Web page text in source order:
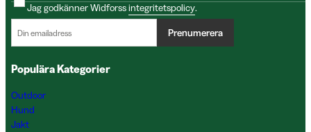
Jag godkänner Widforssintegritetspolicy.
Prenumerera
Populära Kategorier
Outdoor
Hund
Jakt